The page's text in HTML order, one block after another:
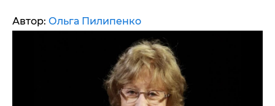
Автор: Ольга Пилипенко